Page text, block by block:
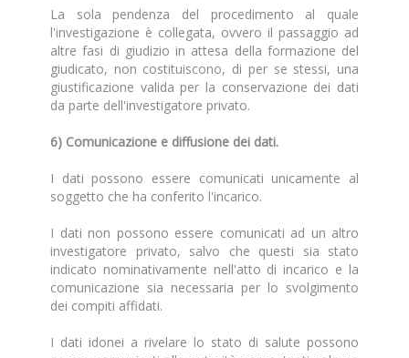
La sola pendenza del procedimento al quale
l'investigazione è collegata, ovvero il passaggio ad
altre fasi di giudizio in attesa della formazione del
giudicato, non costituiscono, di per se stessi, una
giustificazione valida per la conservazione dei dati
da parte dell'investigatore privato.
6) Comunicazione e diffusione dei dati.
I dati possono essere comunicati unicamente al
soggetto che ha conferito l'incarico.
I dati non possono essere comunicati ad un altro
investigatore privato, salvo che questi sia stato
indicato nominativamente nell'atto di incarico e la
comunicazione sia necessaria per lo svolgimento
dei compiti affidati.
I dati idonei a rivelare lo stato di salute possono